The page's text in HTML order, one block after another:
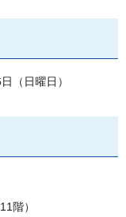
（日曜日）
階）